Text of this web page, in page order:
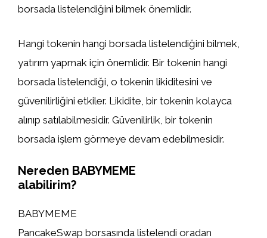
borsada listelendiğini bilmek önemlidir.
Hangi tokenin hangi borsada listelendiğini bilmek,
yatırım yapmak için önemlidir. Bir tokenin hangi
borsada listelendiği, o tokenin likiditesini ve
güvenilirliğini etkiler. Likidite, bir tokenin kolayca
alınıp satılabilmesidir. Güvenilirlik, bir tokenin
borsada işlem görmeye devam edebilmesidir.
Nereden BABYMEME
alabilirim?
BABYMEME
PancakeSwap borsasında listelendi oradan